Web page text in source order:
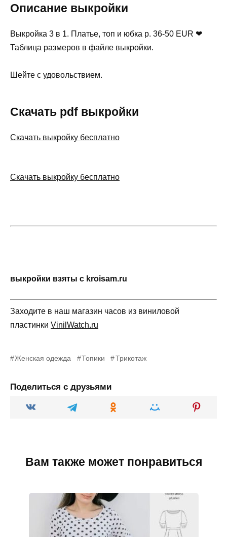
Описание выкройки
Выкройка 3 в 1. Платье, топ и юбка р. 36-50 EUR ❤
Таблица размеров в файле выкройки.
Шейте с удовольствием.
Скачать pdf выкройки
Скачать выкройку бесплатно
Скачать выкройку бесплатно
выкройки взяты с kroisam.ru
Заходите в наш магазин часов из виниловой
пластинки VinilWatch.ru
Женская одежда Топики Трикотаж
Поделиться с друзьями
Вам также может понравиться